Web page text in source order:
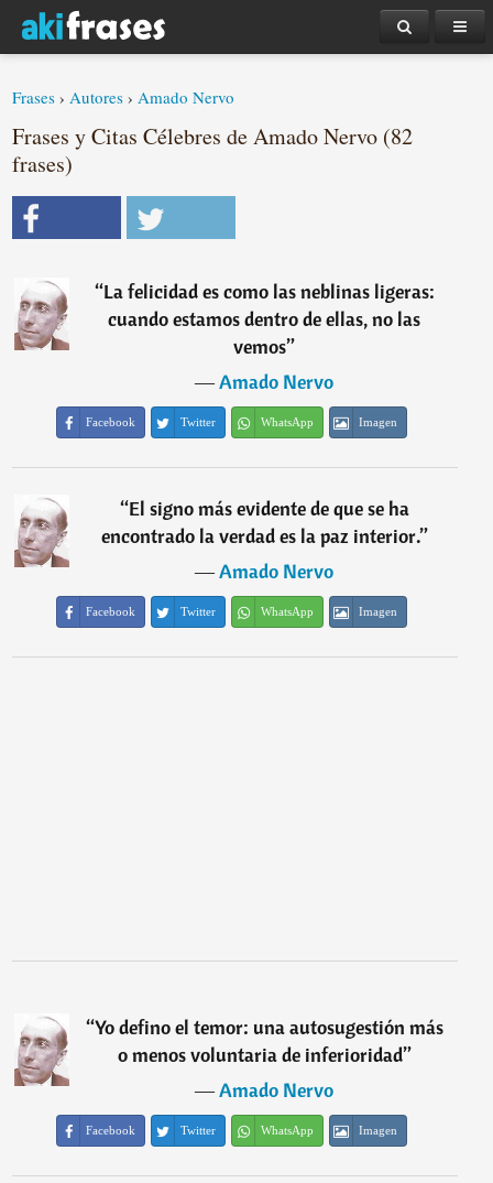
Frases ›Autores ›Amado Nervo
Frases y Citas Célebres de Amado Nervo (82
frases)
“La felicidad es como las neblinas ligeras:
cuando estamos dentro de ellas, no las
vemos”
―Amado Nervo
Facebook Twitter WhatsApp Imagen
“El signo más evidente de que se ha
encontrado la verdad es la paz interior.”
―Amado Nervo
Facebook Twitter WhatsApp Imagen
“Yo defino el temor: una autosugestión más
o menos voluntaria de inferioridad”
―Amado Nervo
Facebook Twitter WhatsApp Imagen